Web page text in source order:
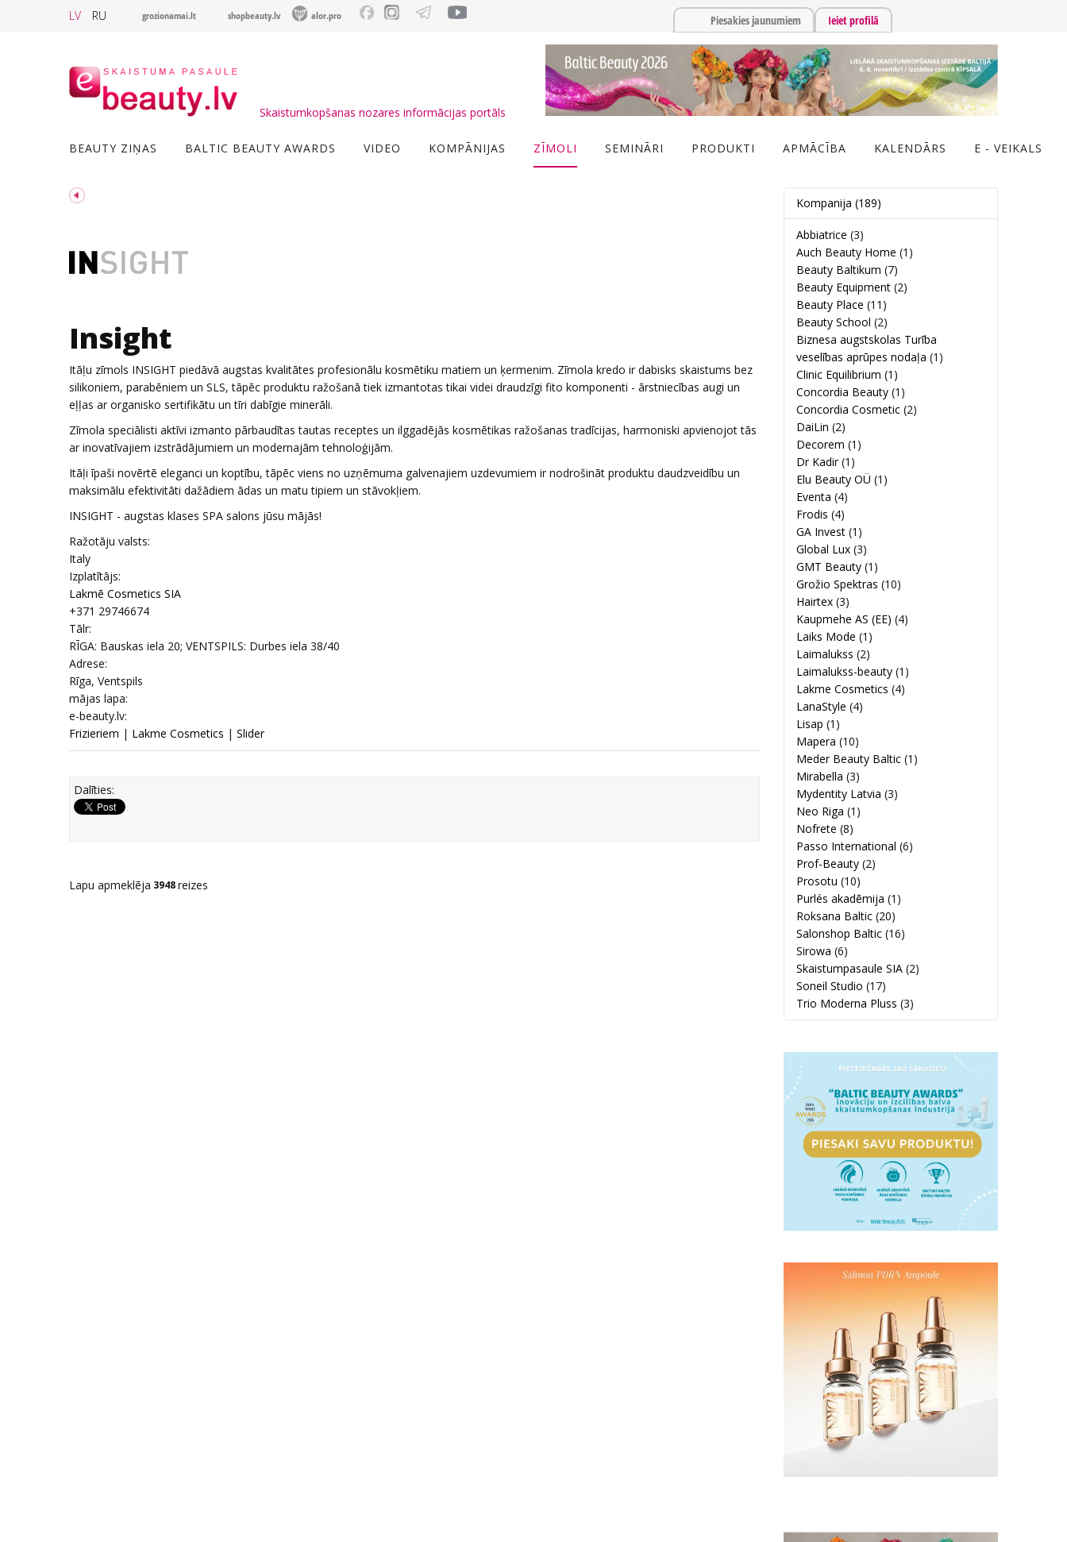
LV RU grozionamai.lt shopbeauty.lv alor.pro Piesakies jaunumiem Ieiet profilā
Skaistumkopšanas nozares informācijas portāls
BEAUTY ZIŅAS BALTIC BEAUTY AWARDS VIDEO KOMPĀNIJAS ZĪMOLI SEMINĀRI PRODUKTI APMĀCĪBA KALENDĀRS E - VEIKALS
Insight
Itāļu zīmols INSIGHT piedāvā augstas kvalitātes profesionālu kosmētiku matiem un ķermenim. Zīmola kredo ir dabisks skaistums bez
silikoniem, parabēniem un SLS, tāpēc produktu ražošanā tiek izmantotas tikai videi draudzīgi fito komponenti - ārstniecības augi un
eļļas ar organisko sertifikātu un tīri dabīgie minerāli.
Zīmola speciālisti aktīvi izmanto pārbaudītas tautas receptes un ilggadējās kosmētikas ražošanas tradīcijas, harmoniski apvienojot tās
ar inovatīvajiem izstrādājumiem un modernajām tehnoloģijām.
Itāļi īpaši novērtē eleganci un koptību, tāpēc viens no uzņēmuma galvenajiem uzdevumiem ir nodrošināt produktu daudzveidību un
maksimālu efektivitāti dažādiem ādas un matu tipiem un stāvokļiem.
INSIGHT - augstas klases SPA salons jūsu mājās!
Ražotāju valsts:
Italy
Izplatītājs:
Lakmē Cosmetics SIA
+371 29746674
Tālr:
RĪGA: Bauskas iela 20; VENTSPILS: Durbes iela 38/40
Adrese:
Rīga, Ventspils
mājas lapa:
e-beauty.lv:
Frizieriem | Lakme Cosmetics | Slider
Dalīties:
Lapu apmeklēja 3948reizes
Kompanija (189)
Abbiatrice (3)
Auch Beauty Home (1)
Beauty Baltikum (7)
Beauty Equipment (2)
Beauty Place (11)
Beauty School (2)
Biznesa augstskolas Turība
veselības aprūpes nodaļa (1)
Clinic Equilibrium (1)
Concordia Beauty (1)
Concordia Cosmetic (2)
DaiLin (2)
Decorem (1)
Dr Kadir (1)
Elu Beauty OÜ (1)
Eventa (4)
Frodis (4)
GA Invest (1)
Global Lux (3)
GMT Beauty (1)
Grožio Spektras (10)
Hairtex (3)
Kaupmehe AS (EE) (4)
Laiks Mode (1)
Laimalukss (2)
Laimalukss-beauty (1)
Lakme Cosmetics (4)
LanaStyle (4)
Lisap (1)
Mapera (10)
Meder Beauty Baltic (1)
Mirabella (3)
Mydentity Latvia (3)
Neo Riga (1)
Nofrete (8)
Passo International (6)
Prof-Beauty (2)
Prosotu (10)
Purlés akadēmija (1)
Roksana Baltic (20)
Salonshop Baltic (16)
Sirowa (6)
Skaistumpasaule SIA (2)
Soneil Studio (17)
Trio Moderna Pluss (3)